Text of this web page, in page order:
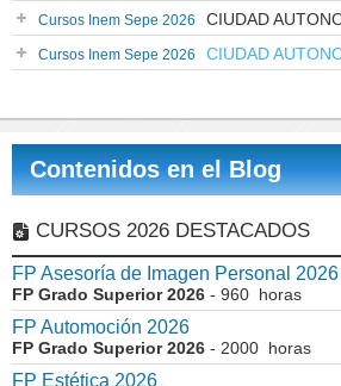
Cursos Inem Sepe 2026 CIUDAD
Cursos Inem Sepe 2026 CIUDAD
Contenidos en el Blog
CURSOS 2026 DESTACADOS
FP Asesoría de Imagen Personal 2026
FP Grado Superior 2026 - 960 horas
FP Automoción 2026
FP Grado Superior 2026 - 2000 horas
FP Estética 2026